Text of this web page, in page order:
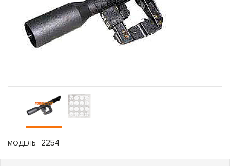
МОДЕЛЬ: 2254